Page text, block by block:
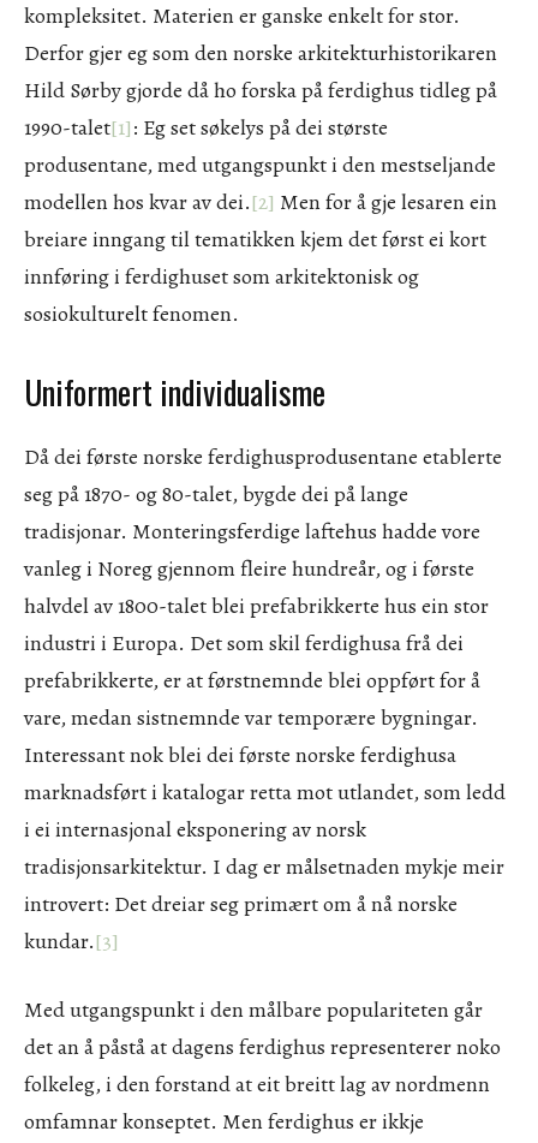
kompleksitet. Materien er ganske enkelt for stor.
Derfor gjer eg som den norske arkitekturhistorikaren
Hild Sørby gjorde då ho forska på ferdighus tidleg på
1990-talet[1]: Eg set søkelys på dei største
produsentane, med utgangspunkt i den mestseljande
modellen hos kvar av dei.[2] Men for å gje lesaren ein
breiare inngang til tematikken kjem det først ei kort
innføring i ferdighuset som arkitektonisk og
sosiokulturelt fenomen.
Uniformert individualisme
Då dei første norske ferdighusprodusentane etablerte
seg på 1870- og 80-talet, bygde dei på lange
tradisjonar. Monteringsferdige laftehus hadde vore
vanleg i Noreg gjennom fleire hundreår, og i første
halvdel av 1800-talet blei prefabrikkerte hus ein stor
industri i Europa. Det som skil ferdighusa frå dei
prefabrikkerte, er at førstnemnde blei oppført for å
vare, medan sistnemnde var temporære bygningar.
Interessant nok blei dei første norske ferdighusa
marknadsført i katalogar retta mot utlandet, som ledd
i ei internasjonal eksponering av norsk
tradisjonsarkitektur. I dag er målsetnaden mykje meir
introvert: Det dreiar seg primært om å nå norske
kundar.[3]
Med utgangspunkt i den målbare populariteten går
det an å påstå at dagens ferdighus representerer noko
folkeleg, i den forstand at eit breitt lag av nordmenn
omfamnar konseptet. Men ferdighus er ikkje